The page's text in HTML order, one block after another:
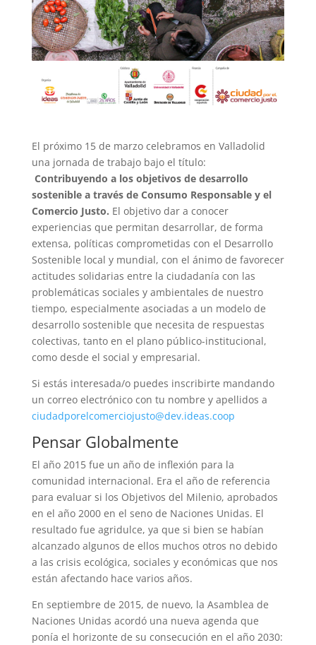
El próximo 15 de marzo celebramos en Valladolid
una jornada de trabajo bajo el título:
Contribuyendo a los objetivos de desarrollo
sostenible a través de Consumo Responsable y el
Comercio Justo. El objetivo dar a conocer
experiencias que permitan desarrollar, de forma
extensa, políticas comprometidas con el Desarrollo
Sostenible local y mundial, con el ánimo de favorecer
actitudes solidarias entre la ciudadanía con las
problemáticas sociales y ambientales de nuestro
tiempo, especialmente asociadas a un modelo de
desarrollo sostenible que necesita de respuestas
colectivas, tanto en el plano público-institucional,
como desde el social y empresarial.
Si estás interesada/o puedes inscribirte mandando
un correo electrónico con tu nombre y apellidos a
ciudadporelcomerciojusto@dev.ideas.coop
Pensar Globalmente
El año 2015 fue un año de inflexión para la
comunidad internacional. Era el año de referencia
para evaluar si los Objetivos del Milenio, aprobados
en el año 2000 en el seno de Naciones Unidas. El
resultado fue agridulce, ya que si bien se habían
alcanzado algunos de ellos muchos otros no debido
a las crisis ecológica, sociales y económicas que nos
están afectando hace varios años.
En septiembre de 2015, de nuevo, la Asamblea de
Naciones Unidas acordó una nueva agenda que
ponía el horizonte de su consecución en el año 2030: